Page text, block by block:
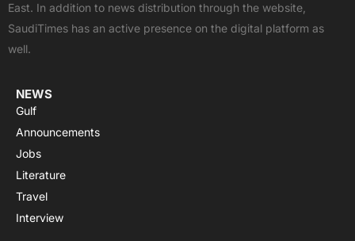
o
k
t
e
e
p
p
r
a
East. In addition to news distribution through the website,
SaudiTimes has an active presence on the digital platform as
well.
NEWS
Gulf
Announcements
Jobs
Literature
Travel
Interview